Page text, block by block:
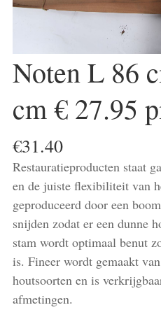
Noten L 86
cm € 27.95
€31.40
Restauratieproducten staat
en de juiste flexibiliteit van
geproduceerd door een
snijden zodat er een dunne
stam wordt optimaal benut
is. Fineer wordt gemaakt
houtsoorten en is
afmetingen.